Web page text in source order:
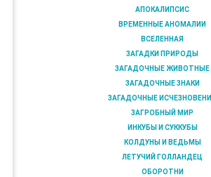
АПОКАЛИПСИС
ВРЕМЕННЫЕ АНОМАЛИИ
ВСЕЛЕННАЯ
ЗАГАДКИ ПРИРОДЫ
ЗАГАДОЧНЫЕ ЖИВОТНЫЕ
ЗАГАДОЧНЫЕ ЗНАКИ
ЗАГАДОЧНЫЕ
ЗАГРОБНЫЙ МИР
ИНКУБЫ И СУККУБЫ
КОЛДУНЫ И ВЕДЬМЫ
ЛЕТУЧИЙ ГОЛЛАНДЕЦ
ОБОРОТНИ